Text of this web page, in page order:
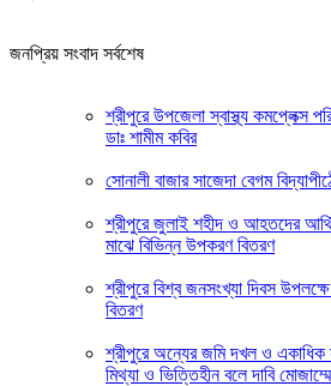
জনপ্রিয় সংবাদ সর্বশেষ
শ্রীপুরে উপজেলা স্বাস্থ্য কমপ্লেক্স
ডাঃ শামীম কবির
সোনালী বাজার সাজেদা বেগম
শ্রীপুরে জুলাই শহীদ ও আহতদের
মাঝে বিভিন্ন উপকরণ বিতরণ
শ্রীপুরে বিশ্ব জনসংখ্যা দিবস
বিতরণ
শ্রীপুরে অন্যের জমি দখল ও একাধিক
মিথ্যা ও ভিত্তিহীন বলে দাবি